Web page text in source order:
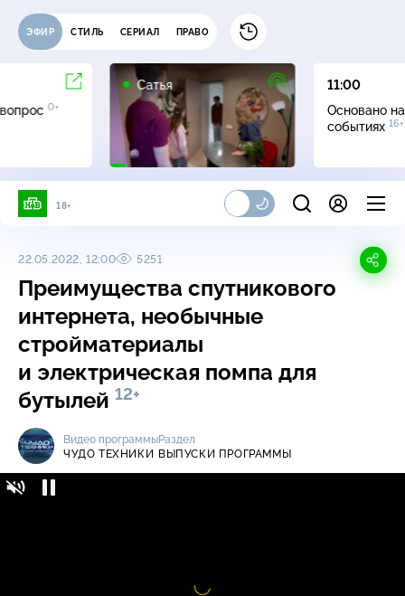
ЭФИР СТИЛЬ СЕРИАЛ ПРАВО
0+
Сатья
11:00
Основано
событиях 16+
18+
22.05.2022, 12:00 5251
Преимущества спутникового
интернета, необычные
стройматериалы
и электрическая помпа для
бутылей 12+
Видео программы
ЧУДО ТЕХНИКИ
Раздел
ВЫПУСКИ ПРОГРАММЫ
Видео